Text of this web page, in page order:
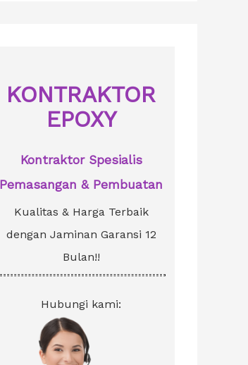
KONTRAKTOR
EPOXY
Kontraktor Spesialis
Pemasangan & Pembuatan
Kualitas & Harga Terbaik
dengan Jaminan Garansi 12
Bulan!!
Hubungi kami: